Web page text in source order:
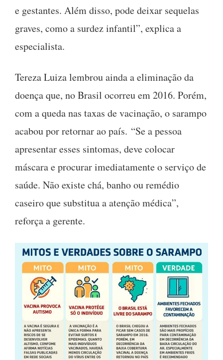
e gestantes. Além disso, pode deixar sequelas
graves, como a surdez infantil”, explica a
especialista.
Tereza Luiza lembrou ainda a eliminação da
doença que, no Brasil ocorreu em 2016. Porém,
com a queda nas taxas de vacinação, o sarampo
acabou por retornar ao país. “Se a pessoa
apresentar esses sintomas, deve colocar
máscara e procurar imediatamente o serviço de
saúde. Não existe chá, banho ou remédio
caseiro que substitua a atenção médica”,
reforça a gerente.